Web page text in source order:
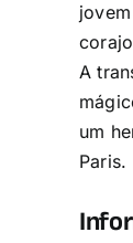
A
um
Paris.